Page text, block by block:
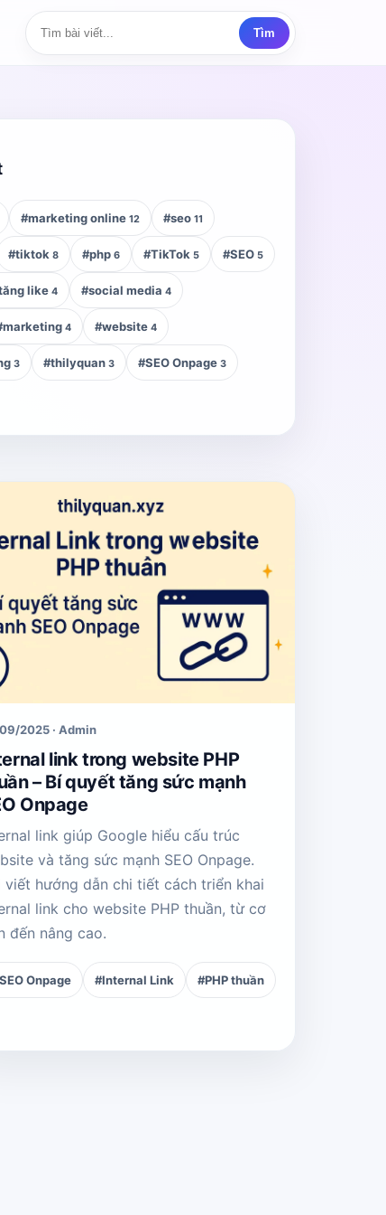
Tìm
#marketing online12 #seo11
#tiktok8 #php6 #TikTok5 #SEO5
like4 #social media4
4 #website4
3 #thilyquan3 #SEO Onpage3
2025 · Admin
link trong website PHP
– Bí quyết tăng sức mạnh
Onpage
link giúp Google hiểu cấu trúc
và tăng sức mạnh SEO Onpage.
viết hướng dẫn chi tiết cách triển khai
link cho website PHP thuần, từ cơ
đến nâng cao.
Onpage #Internal Link #PHP thuần